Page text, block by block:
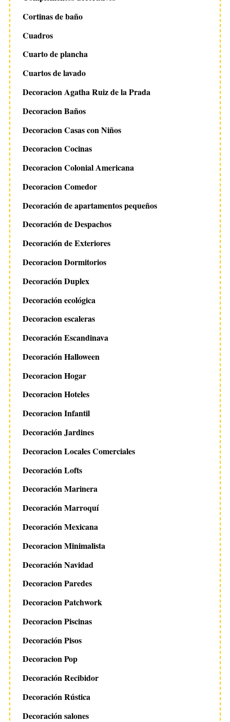
Cortinas de baño
Cuadros
Cuarto de plancha
Cuartos de lavado
Decoracion Agatha Ruiz de la Prada
Decoracion Baños
Decoracion Casas con Niños
Decoracion Cocinas
Decoracion Colonial Americana
Decoracion Comedor
Decoración de apartamentos pequeños
Decoración de Despachos
Decoración de Exteriores
Decoracion Dormitorios
Decoración Duplex
Decoración ecológica
Decoracion escaleras
Decoración Escandinava
Decoración Halloween
Decoracion Hogar
Decoracion Hoteles
Decoracion Infantil
Decoración Jardines
Decoracion Locales Comerciales
Decoración Lofts
Decoración Marinera
Decoración Marroquí
Decoración Mexicana
Decoracion Minimalista
Decoración Navidad
Decoracion Paredes
Decoracion Patchwork
Decoracion Piscinas
Decoración Pisos
Decoracion Pop
Decoración Recibidor
Decoración Rústica
Decoración salones